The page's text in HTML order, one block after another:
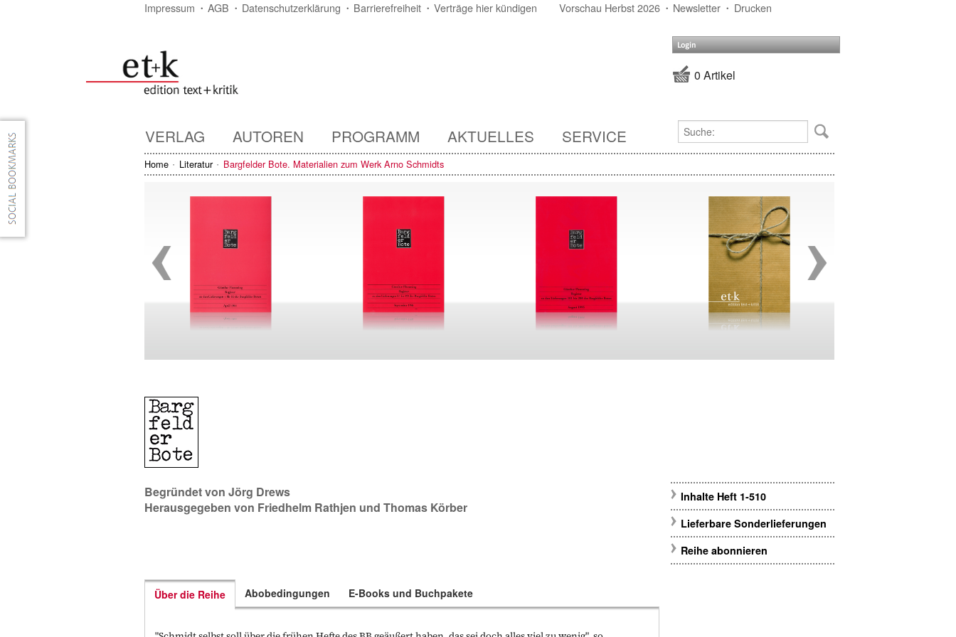
Impressum AGB Datenschutzerklärung Barrierefreiheit Verträge hier kündigen Vorschau Herbst 2026 Newsletter Drucken
Login
0 Artikel
VERLAG AUTOREN PROGRAMM AKTUELLES SERVICE
Home Literatur Bargfelder Bote. Materialien zum Werk Arno Schmidts
Begründet von Jörg Drews
Herausgegeben von Friedhelm Rathjen und Thomas Körber
Inhalte Heft 1-510
Lieferbare Sonderlieferungen
Reihe abonnieren
Über die Reihe Abobedingungen E-Books und Buchpakete